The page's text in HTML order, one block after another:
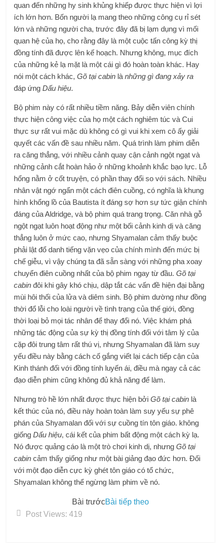
quan đến những hy sinh khủng khiếp được thực hiện vì lợi
ích lớn hơn. Bốn người lạ mang theo những công cụ rỉ sét
lớn và những người cha, trước đây đã bị lạm dụng vì mối
quan hệ của họ, cho rằng đây là một cuộc tấn công kỳ thị
đồng tính đã được lên kế hoạch. Nhưng không, mục đích
của những kẻ lạ mặt là một cái gì đó hoàn toàn khác. Hay
nói một cách khác,Gõ tại cabin lànhững gì đang xảy ra
đáp ứngDấu hiệu.
Bộ phim này có rất nhiều tiềm năng. Bảy diễn viên chính
thực hiện công việc của họ một cách nghiêm túc và Cui
thực sự rất vui mặc dù không có gì vui khi xem cô ấy giải
quyết các vấn đề sau nhiều năm. Quá trình làm phim diễn
ra căng thẳng, với nhiều cảnh quay cận cảnh ngột ngạt và
những cảnh cắt hoàn hảo ở những khoảnh khắc bạo lực. Lỗ
hổng nằm ở cốt truyện, có phần thay đổi so với sách. Nhiều
nhân vật ngớ ngẩn một cách điên cuồng, có nghĩa là khung
hình khổng lồ của Bautista ít đáng sợ hơn sự tức giận chính
đáng của Aldridge, và bộ phim quá trang trọng. Căn nhà gỗ
ngột ngạt luôn hoạt động như một bối cảnh kinh dị và căng
thẳng luôn ở mức cao, nhưng Shyamalan cảm thấy buộc
phải lật đổ danh tiếng vặn vẹo của chính mình đến mức bị
chế giễu, vì vậy chúng ta đã sẵn sàng với những pha xoay
chuyển điên cuồng nhất của bộ phim ngay từ đầu.Gõ tại
cabin đôi khi gây khó chịu, dập tắt các vấn đề hiện đại bằng
mùi hôi thối của lửa và diêm sinh. Bộ phim dường như đồng
thời đổ lỗi cho loài người về tình trạng của thế giới, đồng
thời loại bỏ mọi tác nhân để thay đổi nó. Việc khám phá
những tác động của sự kỳ thị đồng tính đối với tâm lý của
cặp đôi trung tâm rất thú vị, nhưng Shyamalan đã làm suy
yếu điều này bằng cách cố gắng viết lại cách tiếp cận của
Kinh thánh đối với đồng tính luyến ái, điều mà ngay cả các
đạo diễn phim cũng không đủ khả năng để làm.
Nhưng trò hề lớn nhất được thực hiện bởiGõ tại cabin là
kết thúc của nó, điều này hoàn toàn làm suy yếu sự phê
phán của Shyamalan đối với sự cuồng tín tôn giáo. không
giốngDấu hiệu, cái kết của phim bất động một cách kỳ lạ.
Nó được quảng cáo là một trò chơi kinh dị, nhưngGõ tại
cabin cảm thấy giống như một bài giảng đạo đức hơn. Đối
với một đạo diễn cực kỳ ghét tôn giáo có tổ chức,
Shyamalan không thể ngừng làm phim về nó.
Bài trướcBài tiếp theo
Post Views: 419